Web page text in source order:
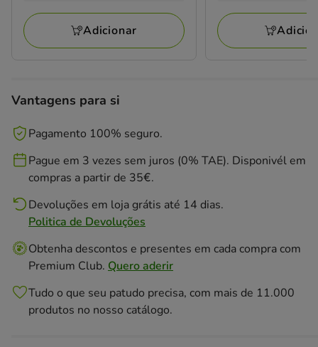
avaliações
157.47€
Adicionar
avaliações
53.69€
Vantagens para si
Pagamento 100% seguro.
Pague em 3 vezes sem juros (0% TAE). Disponivél em
compras a partir de 35€.
Devoluções em loja grátis até 14 dias.
Politica de Devoluções
Obtenha descontos e presentes em cada compra com
Premium Club. Quero aderir
Tudo o que seu patudo precisa, com mais de 11.000
produtos no nosso catálogo.